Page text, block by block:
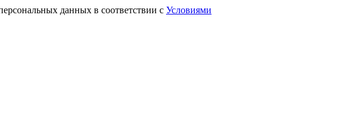
данных в соответствии с Условиями